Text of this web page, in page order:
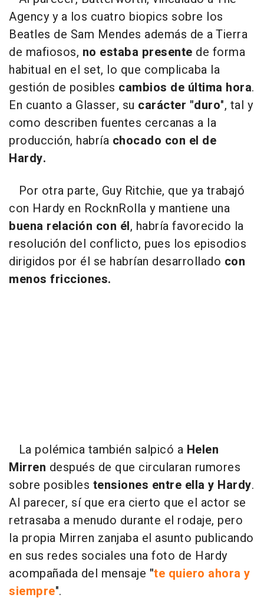
Agency y a los cuatro biopics sobre los
Beatles de Sam Mendes además de a Tierra
de mafiosos, no estaba presente de forma
habitual en el set, lo que complicaba la
gestión de posibles cambios de última hora.
En cuanto a Glasser, su carácter "duro", tal y
como describen fuentes cercanas a la
producción, habría chocado con el de
Hardy.
Por otra parte, Guy Ritchie, que ya trabajó
con Hardy en RocknRolla y mantiene una
buena relación con él, habría favorecido la
resolución del conflicto, pues los episodios
dirigidos por él se habrían desarrollado con
menos fricciones.
La polémica también salpicó a Helen
Mirren después de que circularan rumores
sobre posibles tensiones entre ella y Hardy.
Al parecer, sí que era cierto que el actor se
retrasaba a menudo durante el rodaje, pero
la propia Mirren zanjaba el asunto publicando
en sus redes sociales una foto de Hardy
acompañada del mensaje "te quiero ahora y
siempre".